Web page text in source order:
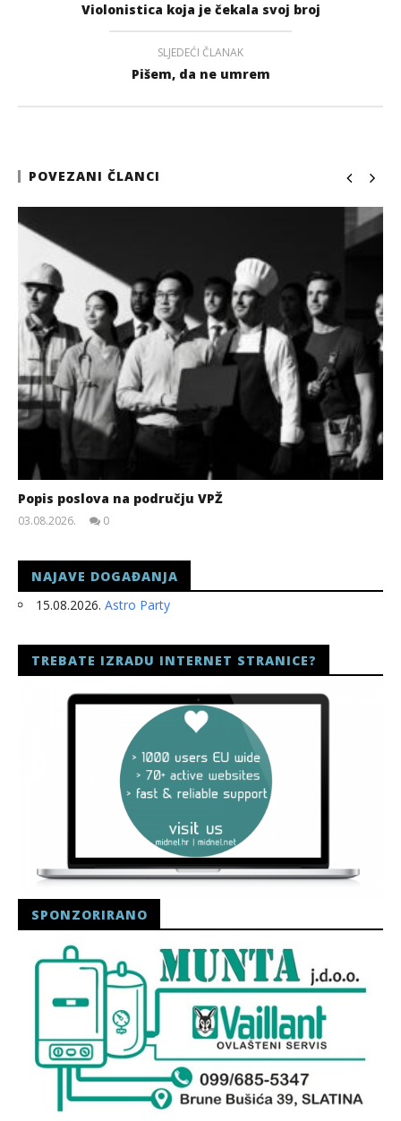
Violonistica koja je čekala svoj broj
SLJEDEĆI ČLANAK
Pišem, da ne umrem
POVEZANI ČLANCI
Popis poslova na području VPŽ
03.08.2026.
0
NAJAVE DOGAĐANJA
15.08.2026. Astro Party
TREBATE IZRADU INTERNET STRANICE?
SPONZORIRANO